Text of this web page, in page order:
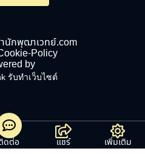
นักพุฒาเวทย์.com
Policy
by
รับทำเว็บไซต์
ดต่อ แชร์ เพิ่มเติม